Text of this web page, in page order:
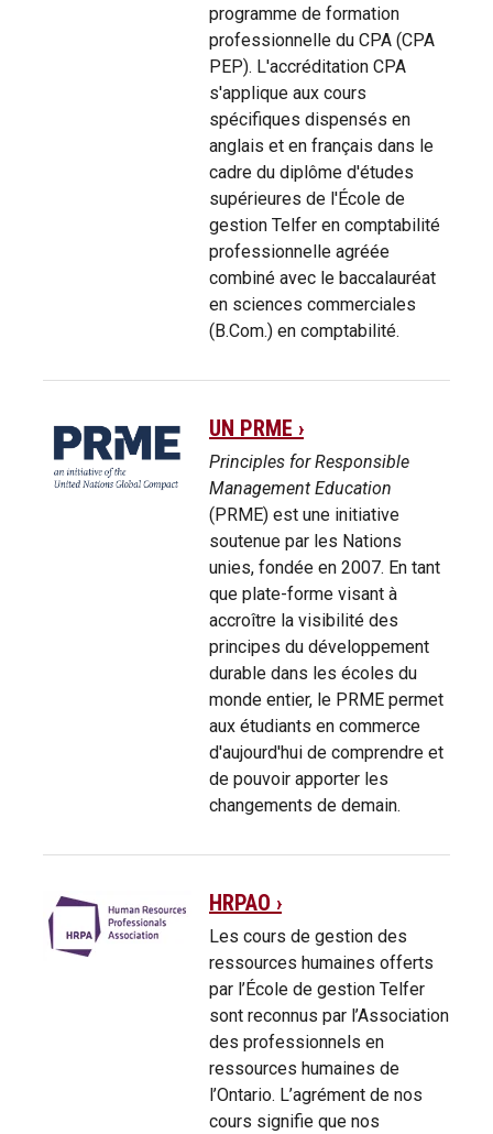
programme de formation
professionnelle du CPA (CPA
PEP). L'accréditation CPA
s'applique aux cours
spécifiques dispensés en
anglais et en français dans le
cadre du diplôme d'études
supérieures de l'École de
gestion Telfer en comptabilité
professionnelle agréée
combiné avec le baccalauréat
en sciences commerciales
(B.Com.) en comptabilité.
UN PRME ›
Principles for Responsible
Management Education
(PRME) est une initiative
soutenue par les Nations
unies, fondée en 2007. En tant
que plate-forme visant à
accroître la visibilité des
principes du développement
durable dans les écoles du
monde entier, le PRME permet
aux étudiants en commerce
d'aujourd'hui de comprendre et
de pouvoir apporter les
changements de demain.
HRPAO ›
Les cours de gestion des
ressources humaines offerts
par l’École de gestion Telfer
sont reconnus par l’Association
des professionnels en
ressources humaines de
l’Ontario. L’agrément de nos
cours signifie que nos